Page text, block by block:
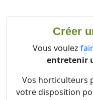
Créer
Vous voulez
entretenir
Vos horticulteurs
votre disposition